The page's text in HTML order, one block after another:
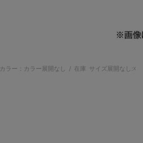
カラー：カラー展開なし / 在庫 サイズ展開なし:☓